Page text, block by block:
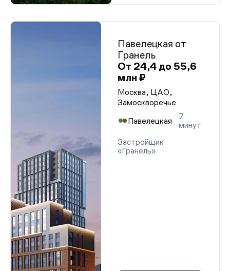
Павелецкая от
Гранель
От 24,4 до 55,6
млн ₽
Москва, ЦАО,
Замоскворечье
Павелецкая
7
минут
Застройщик
«Гранель»